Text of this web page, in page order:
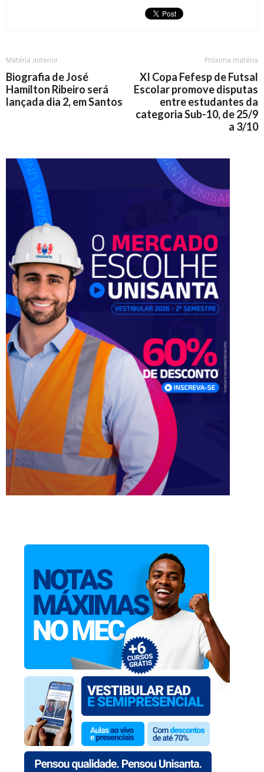
Matéria anterior
Biografia de José
Hamilton Ribeiro será
lançada dia 2, em Santos
Próxima matéria
XI Copa Fefesp de Futsal
Escolar promove disputas
entre estudantes da
categoria Sub-10, de 25/9
a 3/10